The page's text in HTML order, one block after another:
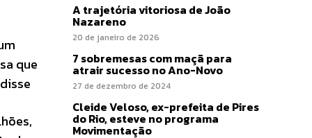
que
A trajetória vitoriosa de João
Nazareno
20 de janeiro de 2026
7 sobremesas com maçã para
atrair sucesso no Ano-Novo
27 de dezembro de 2024
Cleide Veloso, ex-prefeita de Pires
do Rio, esteve no programa
Movimentação